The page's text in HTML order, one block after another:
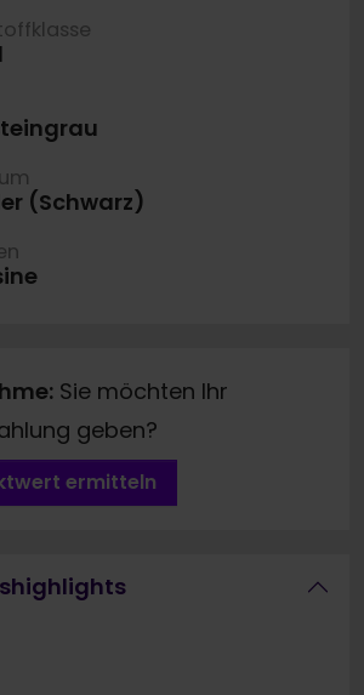
(Schwarz)
Sie möchten Ihr
geben?
ermitteln